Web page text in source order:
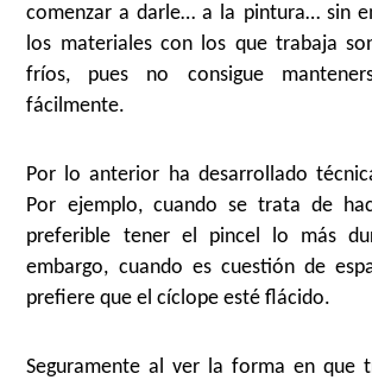
comenzar a darle… a la pintura… sin
los materiales con los que trabaja
fríos, pues no consigue
fácilmente.
Por lo anterior ha desarrollado
Por ejemplo, cuando se trata de
preferible tener el pincel lo más
embargo, cuando es cuestión de
prefiere que el cíclope esté flácido.
Seguramente al ver la forma en que